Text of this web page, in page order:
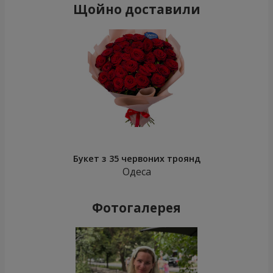
Щойно доставили
Букет з 35 червоних троянд
Одеса
Фотогалерея